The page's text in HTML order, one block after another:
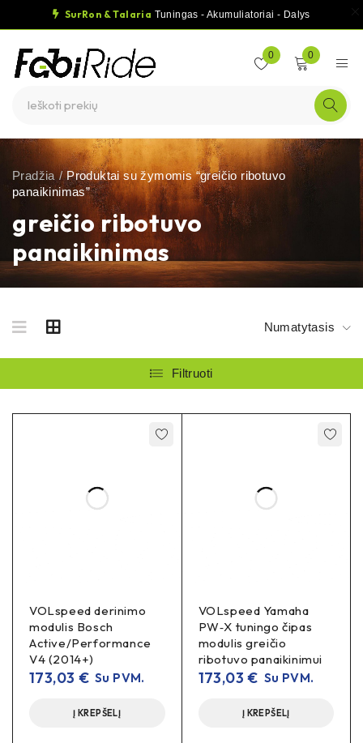
SurRon & Talaria Tuningas - Akumuliatoriai - Dalys
0 0
greičio ribotuvo
panaikinimas
Pradžia / Produktai su žymomis “greičio ribotuvo
panaikinimas”
Numatytasis
Filtruoti
VOLspeed derinimo
modulis Bosch
Active/Performance
V4 (2014+)
173,03 € Su PVM.
Į KREPŠELĮ
VOLspeed Yamaha
PW‑X tuningo čipas
modulis greičio
ribotuvo panaikinimui
173,03€ Su PVM.
Į KREPŠELĮ